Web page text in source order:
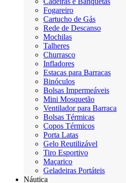
Fogareiro
Cartucho de Gás
Rede de Descanso
Mochilas
Talheres
Churrasco
Infladores
Estacas para Barracas
Binóculos
Bolsas Impermeáveis
Mini Mosquetão
Ventilador para Barraca
Bolsas Térmicas
Copos Térmicos
Porta Latas
Gelo Reutilizável
Tiro Esportivo
Maçarico
Geladeiras Portáteis
Náutica